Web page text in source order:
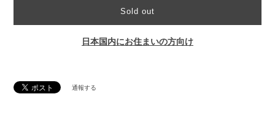
Sold out
日本国内にお住まいの方向け
通報する